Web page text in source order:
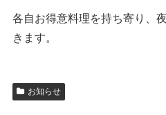
各自お得意料理を持ち寄り、
きます。
お知らせ